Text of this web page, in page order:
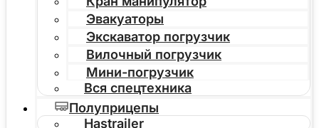
Эвакуаторы
Экскаватор погрузчик
Вилочный погрузчик
Мини-погрузчик
Вся спецтехника
Полуприцепы
Hastrailer